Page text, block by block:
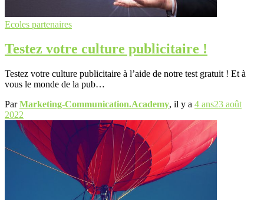
Ecoles partenaires
Testez votre culture publicitaire !
Testez votre culture publicitaire à l’aide de notre test gratuit ! Et à
vous le monde de la pub…
ParMarketing-Communication.Academy, il y a 4 ans23 août
2022